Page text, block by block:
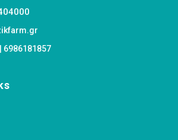
6986181857